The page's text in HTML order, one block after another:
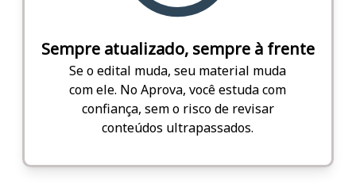
Sempre atualizado, sempre à frente
Se o edital muda, seu material muda
com ele. No Aprova, você estuda com
confiança, sem o risco de revisar
conteúdos ultrapassados.